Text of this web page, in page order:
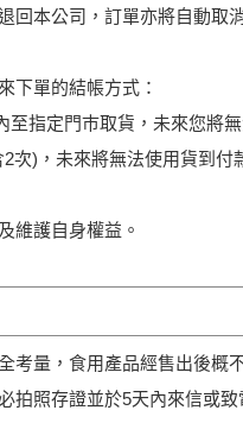
回本公司，訂單亦將自動取
下單的結帳方式：
指定門巿取貨，未來您將
次)，未來將無法使用貨到付
維護自身權益。
考量，食用產品經售出後概
拍照存證並於5天內來信或致